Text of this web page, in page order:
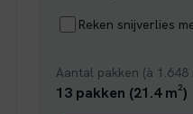
Reken snijverlies
Aantal pakken (à 1.648
13 pakken (21.4 m²)